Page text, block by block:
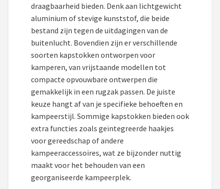
draagbaarheid bieden. Denk aan lichtgewicht
aluminium of stevige kunststof, die beide
bestand zijn tegen de uitdagingen van de
buitenlucht. Bovendien zijn er verschillende
soorten kapstokken ontworpen voor
kamperen, van vrijstaande modellen tot
compacte opvouwbare ontwerpen die
gemakkelijk in een rugzak passen. De juiste
keuze hangt af van je specifieke behoeften en
kampeerstijl. Sommige kapstokken bieden ook
extra functies zoals geïntegreerde haakjes
voor gereedschap of andere
kampeeraccessoires, wat ze bijzonder nuttig
maakt voor het behouden van een
georganiseerde kampeerplek.